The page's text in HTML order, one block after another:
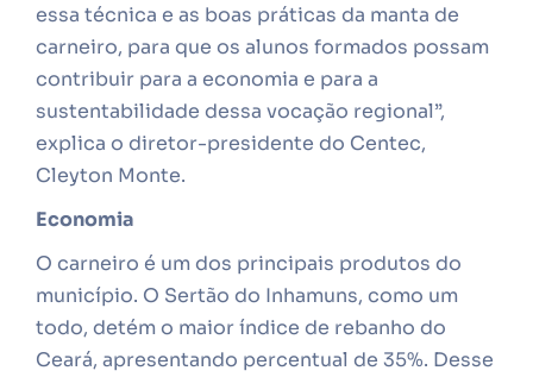
essa técnica e as boas práticas da manta de
carneiro, para que os alunos formados possam
contribuir para a economia e para a
sustentabilidade dessa vocação regional”,
explica o diretor-presidente do Centec,
Cleyton Monte.
Economia
O carneiro é um dos principais produtos do
município. O Sertão do Inhamuns, como um
todo, detém o maior índice de rebanho do
Ceará, apresentando percentual de 35%. Desse